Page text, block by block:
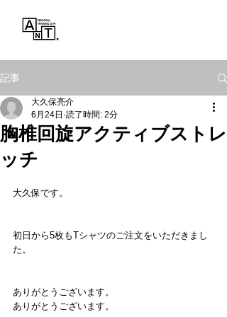
記事
胸椎回旋アクティブストレ
ッチ
大久保亮介
6月24日 読了時間: 2分
大久保です。
初日から5枚もTシャツのご注文をいただきまし
た。
ありがとうございます。
ありがとうございます。